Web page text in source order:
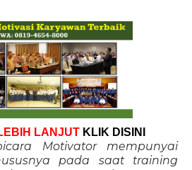
LANJUT KLIK DISINI
Motivator mempunyai
pada saat training